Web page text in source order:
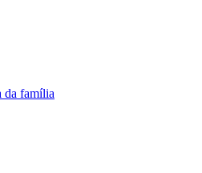
da família